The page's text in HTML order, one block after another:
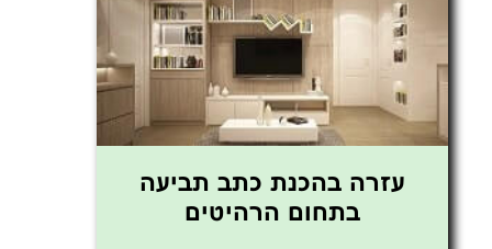
עזרה בהכנת כתב תביעה
בתחום הרהיטים